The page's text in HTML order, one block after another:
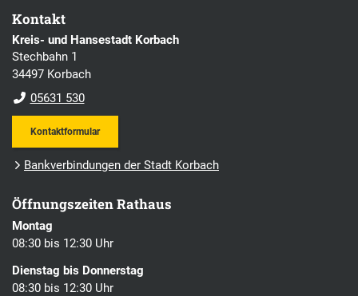
Kontakt
Kreis- und Hansestadt Korbach
Stechbahn 1
34497 Korbach
05631 530
Kontaktformular
Bankverbindungen der Stadt Korbach
Öffnungszeiten Rathaus
Montag
08:30 bis 12:30 Uhr
Dienstag bis Donnerstag
08:30 bis 12:30 Uhr